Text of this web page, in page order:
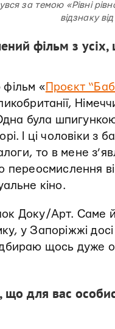
за темою «Рівні
відзнаку
фільм з усіх,
« Проєкт
була
І ці чоловіки з
то в мене
переосмислення
кіно.
Доку/Арт. Саме
у Запоріжжі
щось дуже
що для вас